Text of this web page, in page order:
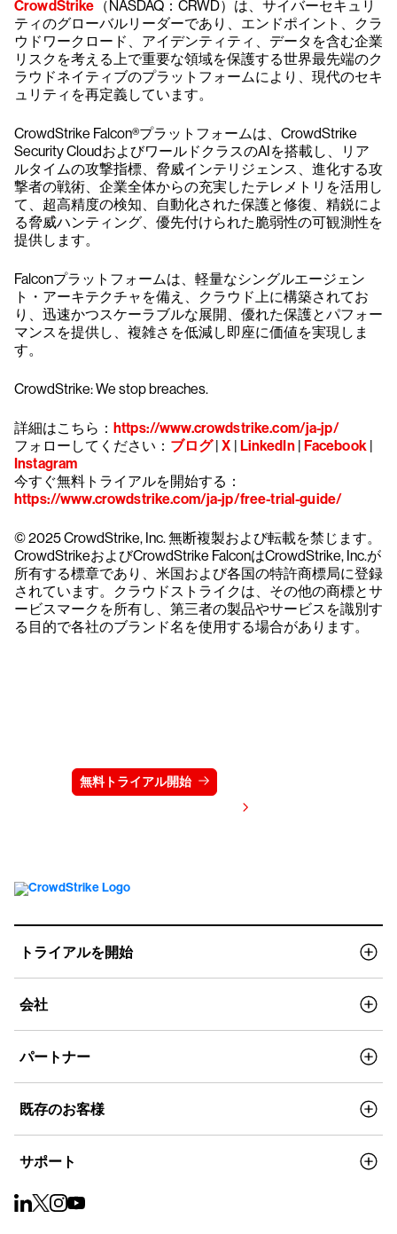
CrowdStrike （NASDAQ：CRWD）は、サイバーセキュリ
ティのグローバルリーダーであり、エンドポイント、クラ
ウドワークロード、アイデンティティ、データを含む企業
リスクを考える上で重要な領域を保護する世界最先端のク
ラウドネイティブのプラットフォームにより、現代のセキ
ュリティを再定義しています。
CrowdStrike Falcon®プラットフォームは、CrowdStrike
Security CloudおよびワールドクラスのAIを搭載し、リア
ルタイムの攻撃指標、脅威インテリジェンス、進化する攻
撃者の戦術、企業全体からの充実したテレメトリを活用し
て、超高精度の検知、自動化された保護と修復、精鋭によ
る脅威ハンティング、優先付けられた脆弱性の可観測性を
提供します。
Falconプラットフォームは、軽量なシングルエージェン
ト・アーキテクチャを備え、クラウド上に構築されてお
り、迅速かつスケーラブルな展開、優れた保護とパフォー
マンスを提供し、複雑さを低減し即座に価値を実現しま
す。
CrowdStrike: We stop breaches.
詳細はこちら： https://www.crowdstrike.com/ja-jp/
フォローしてください： ブログ|X | LinkedIn| Facebook|
Instagram
今すぐ無料トライアルを開始する：
https://www.crowdstrike.com/ja-jp/free-trial-guide/
© 2025 CrowdStrike, Inc. 無断複製および転載を禁じます。
CrowdStrikeおよびCrowdStrike FalconはCrowdStrike, Inc.が
所有する標章であり、米国および各国の特許商標局に登録
されています。クラウドストライクは、その他の商標とサ
ービスマークを所有し、第三者の製品やサービスを識別す
る目的で各社のブランド名を使用する場合があります。
無料トライアル開始
トライアルを開始
会社
パートナー
既存のお客様
サポート